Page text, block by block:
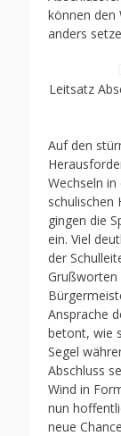
können den
anders
Leitsatz
Auf den
Wechseln
schulischen
gingen die
ein. Viel
der
Grußworten
Ansprache
betont, wie
Segel
Abschluss
Wind in
nun
neue